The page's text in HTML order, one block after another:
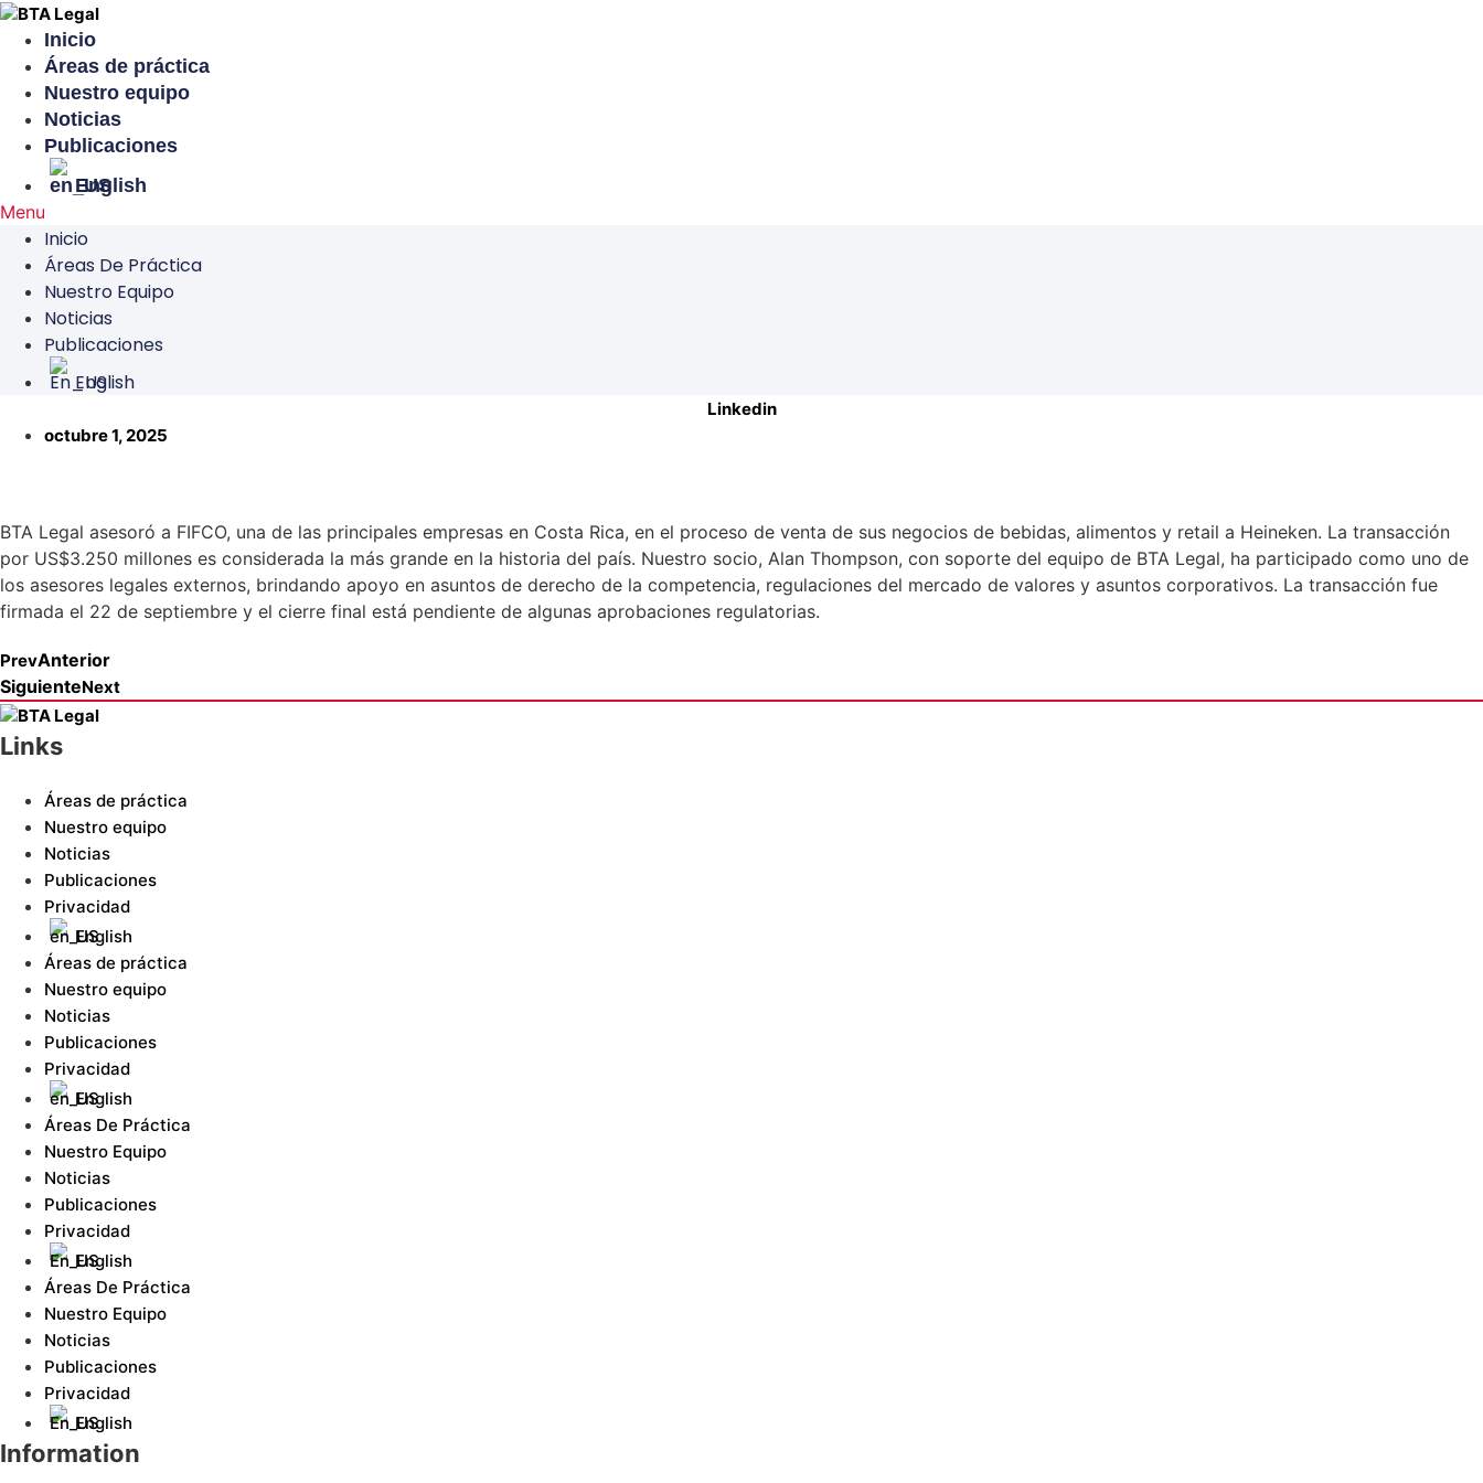
Omitir
contenido
Inicio
Áreas de práctica
Nuestro equipo
Noticias
Publicaciones
English
Menu
Inicio
Áreas De Práctica
Nuestro Equipo
Noticias
Publicaciones
English
Linkedin
octubre 1, 2025
BTA Legal asesoró a FIFCO, una de las principales empresas en Costa Rica, en el proceso de venta de sus negocios de bebidas, alimentos y retail a Heineken. La transacción
por US$3.250 millones es considerada la más grande en la historia del país. Nuestro socio, Alan Thompson, con soporte del equipo de BTA Legal, ha participado como uno de
los asesores legales externos, brindando apoyo en asuntos de derecho de la competencia, regulaciones del mercado de valores y asuntos corporativos. La transacción fue
firmada el 22 de septiembre y el cierre final está pendiente de algunas aprobaciones regulatorias.
PrevAnterior
SiguienteNext
Links
Áreas de práctica
Nuestro equipo
Noticias
Publicaciones
Privacidad
English
Áreas de práctica
Nuestro equipo
Noticias
Publicaciones
Privacidad
English
Áreas De Práctica
Nuestro Equipo
Noticias
Publicaciones
Privacidad
English
Áreas De Práctica
Nuestro Equipo
Noticias
Publicaciones
Privacidad
English
Information